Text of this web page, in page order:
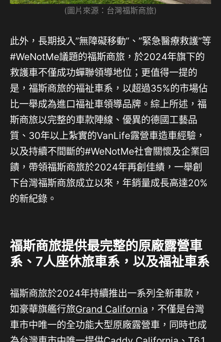
(圖片來源：台灣福斯商旅)
此外，長期投入”無障礙移動”、”緊急醫療救護”等
#WeNotMe議題的福斯商旅，於2024年旗下的
救護車不僅成功蟬聯領導地位；更值得一提的
是，福斯商旅的福祉車系，以超過35%的市場佔
比一舉成為進口福祉車領導品牌。綜上所述，福
斯商旅以完整的車款陣線、優異的德國工藝品
質、30年以上紮實的VanLife露營車造車經驗，
以及持續不間斷的#WeNotMe社會關懷及企業回
饋，帶領福斯商旅於2024年再創佳績，一舉創
下台灣福斯商旅成立以來，年銷量成長高達20%
的新紀錄。
福斯商旅提供最完整的原廠露營車
系、7人座休旅車系，以及福祉車系
福斯商旅於2024年持續推出一系列全新車款，
如豪華旗艦行旅Grand California ，不僅是台灣
車市中唯一的全功能大型原廠露營車，同時也成